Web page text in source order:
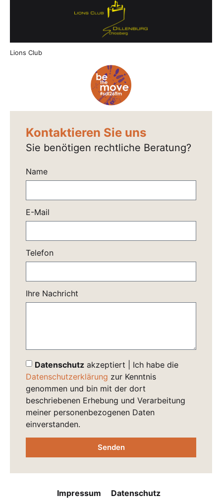
Lions Club
Kontaktieren Sie uns
Sie benötigen rechtliche Beratung?
Name
E-Mail
Telefon
Ihre Nachricht
Datenschutz akzeptiert | Ich habe die
Datenschutzerklärung zur Kenntnis
genommen und bin mit der dort
beschriebenen Erhebung und Verarbeitung
meiner personenbezogenen Daten
einverstanden.
Senden
Impressum
Datenschutz